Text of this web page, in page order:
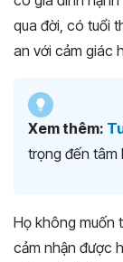
qua đời, có tuổi
an với cảm giác
Xem thêm:
trọng đến tâm
Họ không muốn
cảm nhận được